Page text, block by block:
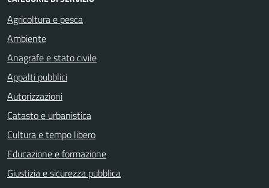
Agricoltura e pesca
Ambiente
Anagrafe e stato civile
Appalti pubblici
Autorizzazioni
Catasto e urbanistica
Cultura e tempo libero
Educazione e formazione
Giustizia e sicurezza pubblica